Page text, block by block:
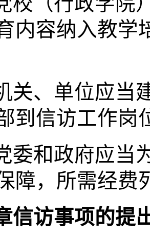
内容纳入教学
关、单位应当
到信访工作岗
委和政府应当
障，所需经费
信访事项的提